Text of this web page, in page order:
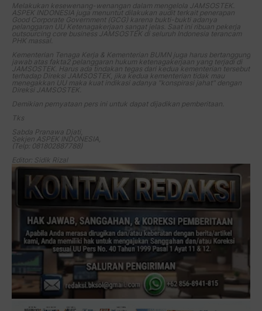
Melakukan kesewenang-wenangan dalam mengelola JAMSOSTEK.
ASPEK INDONESIA juga menuntut dilakukan audit terkait penerapan
Good Corporate Government (GCG) karena bukti-bukti adanya
pelanggaran UU Ketenagakerjaan sangat jelas. Saat ini ribuan pekerja
outsourcing core business JAMSOSTEK di seluruh Indonesia terancam
PHK massal.
Kementerian Tenaga Kerja & Kementerian BUMN juga harus bertanggung
jawab atas fakta2 pelanggaran hukum ketenagakerjaan yang terjadi di
JAMSOSTEK. Harus ada tindakan tegas dari kedua kementerian tersebut
terhadap Direksi JAMSOSTEK, jika kedua kementerian tidak mau
menegakkan UU maka kuat indikasi adanya "konspirasi jahat" dengan
Direksi JAMSOSTEK.
Demikian pernyataan pers ini untuk dapat dijadikan pemberitaan.
Tks
Sabda Pranawa Djati,
Sekjen ASPEK INDONESIA,
(Telp: 081802887788)
Editor: Sidik Rizal